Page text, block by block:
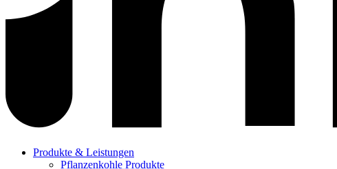
Produkte & Leistungen
Pflanzenkohle Produkte